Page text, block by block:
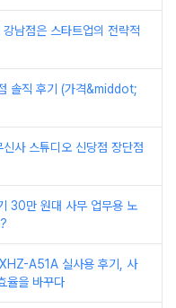
남점은 스타트업의 전략적
솔직 후기 (가격&middot;
사 스튜디오 신당점 장단점
30만 원대 사무 업무용 노
A51A 실사용 후기, 사
율을 바꾸다